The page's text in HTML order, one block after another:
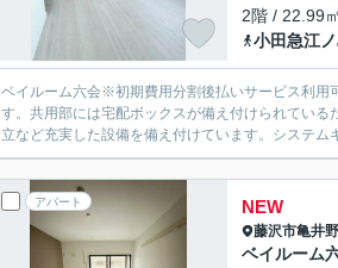
2階 / 22.99
小田急江
ベイルーム六会※初期費用分割後払いサービス利用
す。共用部には宅配ボックスが備え付けられてい
立など充実した設備を備え付けています。システ
アパート NEW
藤沢市亀井野
ベイルーム